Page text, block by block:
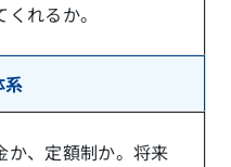
れるか。
系
か、定額制か。将来